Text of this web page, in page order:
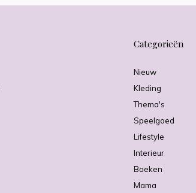
Categorieën
Nieuw
Kleding
Thema's
Speelgoed
Lifestyle
Interieur
Boeken
Mama